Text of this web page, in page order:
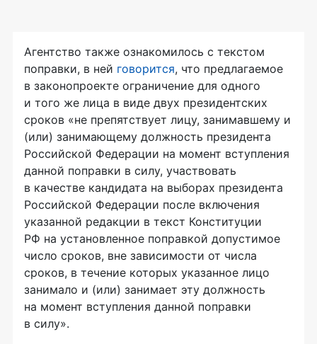
Агентство также ознакомилось с текстом
поправки, в ней говорится, что предлагаемое
в законопроекте ограничение для одного
и того же лица в виде двух президентских
сроков «не препятствует лицу, занимавшему и
(или) занимающему должность президента
Российской Федерации на момент вступления
данной поправки в силу, участвовать
в качестве кандидата на выборах президента
Российской Федерации после включения
указанной редакции в текст Конституции
РФ на установленное поправкой допустимое
число сроков, вне зависимости от числа
сроков, в течение которых указанное лицо
занимало и (или) занимает эту должность
на момент вступления данной поправки
в силу».